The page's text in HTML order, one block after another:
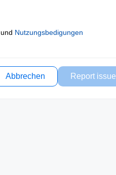
und Nutzungsbedigungen
Abbrechen Report issue